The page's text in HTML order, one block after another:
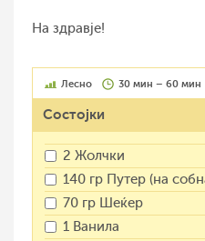
На здравје!
Лесно 30 мин – 60 мин
Состојки
2 Жолчки
140 гр Путер (на
70 гр Шеќер
1 Ванила